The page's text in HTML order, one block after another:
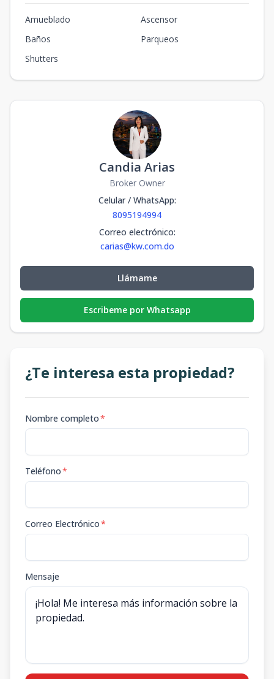
Amueblado
Ascensor
Baños
Parqueos
Shutters
Candia Arias
Broker Owner
Celular / WhatsApp:
8095194994
Correo electrónico:
carias@kw.com.do
Llámame
Escribeme por Whatsapp
¿Te interesa esta propiedad?
Nombre completo*
Teléfono*
Correo Electrónico*
Mensaje